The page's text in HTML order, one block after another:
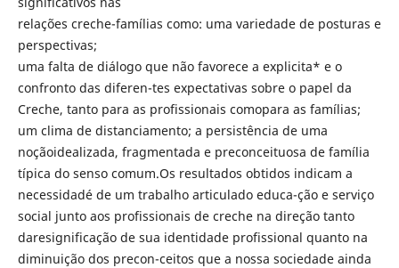
relações creche-famílias como: uma variedade de posturas e
perspectivas;
uma falta de diálogo que não favorece a explicita* e o
confronto das diferen-tes expectativas sobre o papel da
Creche, tanto para as profissionais comopara as famílias;
um clima de distanciamento; a persistência de uma
noçãoidealizada, fragmentada e preconceituosa de família
típica do senso comum.Os resultados obtidos indicam a
necessidadé de um trabalho articulado educa-ção e serviço
social junto aos profissionais de creche na direção tanto
daresignificação de sua identidade profissional quanto na
diminuição dos precon-ceitos que a nossa sociedade ainda